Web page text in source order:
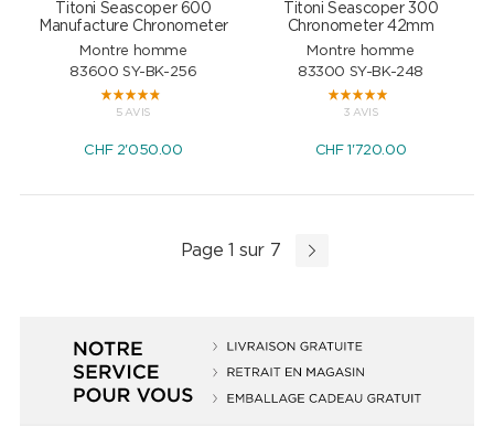
Titoni Seascoper 600
Manufacture Chronometer
Montre homme
83600 SY-BK-256
5 AVIS
CHF 2'050.00
Titoni Seascoper 300
Chronometer 42mm
Montre homme
83300 SY-BK-248
3 AVIS
CHF 1'720.00
Page 1 sur 7